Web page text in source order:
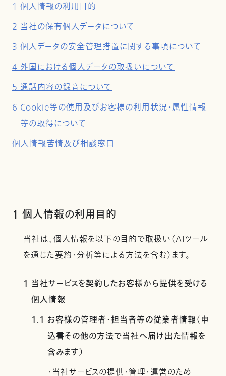
1 個人情報の利用目的
2 当社の保有個人データについて
3 個人データの安全管理措置に関する事項について
4 外国における個人データの取扱いについて
5 通話内容の録音について
6 Cookie等の使用及びお客様の利用状況・属性情報
等の取得について
個人情報苦情及び相談窓口
1 個人情報の利用目的
当社は、個人情報を以下の目的で取扱い（AIツール
を通じた要約・分析等による方法を含む）ます。
1 当社サービスを契約したお客様から提供を受ける
個人情報
1.1 お客様の管理者・担当者等の従業者情報（申
込書その他の方法で当社へ届け出た情報を
含みます）
・当社サービスの提供・管理・運営のため